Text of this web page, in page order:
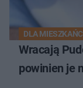
DLA
Wracają
powinien je